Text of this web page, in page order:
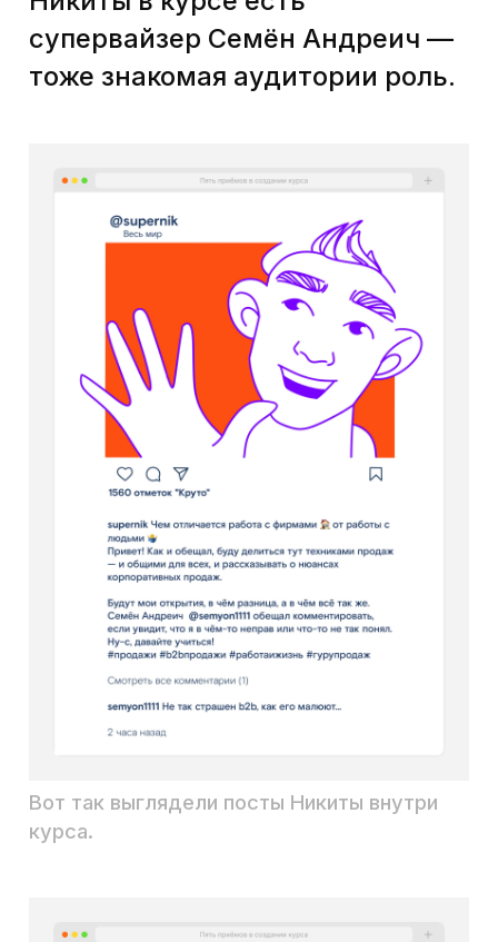
Героев мы используем
работает и вызывает отклик
героев — где-то, как в курсе
Никиты и супервайзера.
А, например, на курсе
для сервис-менеджеров у нас
было несколько разных героев,
которые были на разных
ступенях иерархии:
руководитель Илья (Илюша!),
старший специалист Алёна,
Максим, который проработал
полгода? и Маша, которая
только-только пришла
в команду. Это нужно для того,
чтобы каждый, кто проходит
курс, ассоциировал себя с кем-
то из героев.
вы, а потом добавите. — Да,
но… что если моя аудитория
и историю-то не выдержит? Что